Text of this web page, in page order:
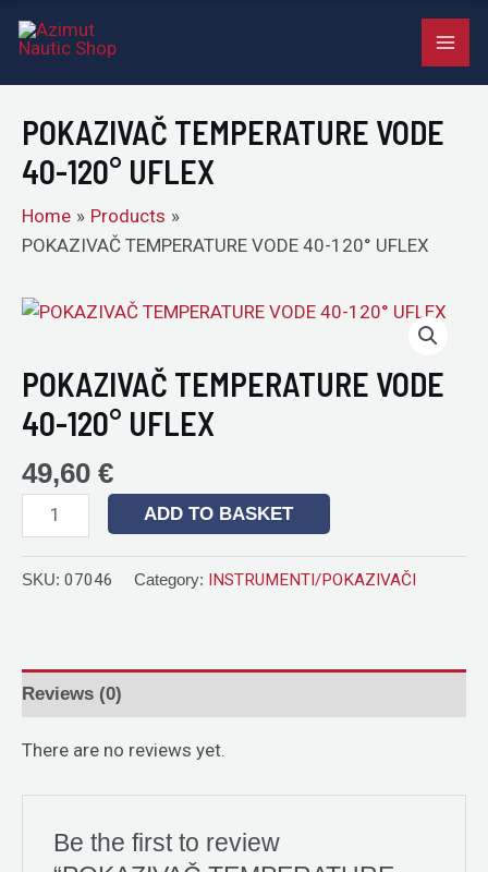
POKAZIVAČ TEMPERATURE VODE
40-120° UFLEX
Home
Products
POKAZIVAČ TEMPERATURE VODE 40-120° UFLEX
POKAZIVAČ TEMPERATURE VODE
40-120° UFLEX
49,60 €
POKAZIVAČ
VODE
40-
120°
UFLEX
quantity
ADD TO BASKET
SKU: 07046 Category: INSTRUMENTI/POKAZIVAČI
Reviews (0)
There are no reviews yet.
Be the first to review
40-
quantity